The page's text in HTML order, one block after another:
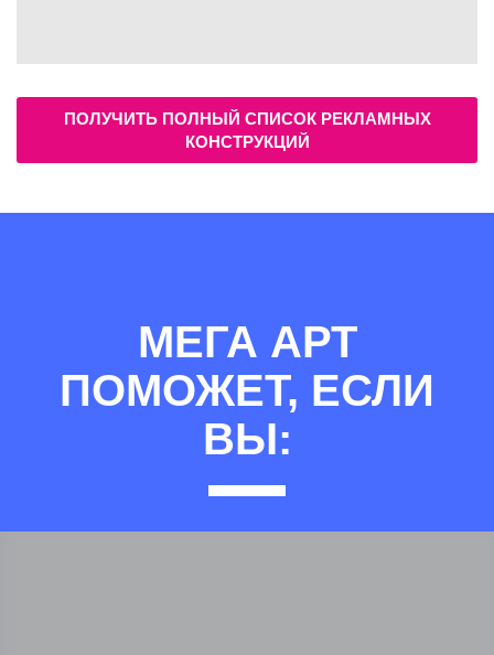
ПОЛУЧИТЬ ПОЛНЫЙ СПИСОК РЕКЛАМНЫХ
КОНСТРУКЦИЙ
МЕГА АРТ
ПОМОЖЕТ, ЕСЛИ
ВЫ: